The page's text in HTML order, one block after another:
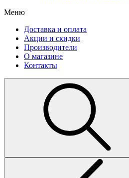
Меню
Доставка и оплата
Акции и скидки
Производители
О магазине
Контакты